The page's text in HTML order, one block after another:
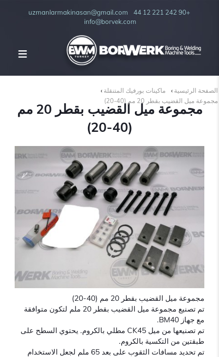
+90 242 221 12 44
uzmanlarmakinasan@gmail.com
info@borvek.com
الصفحة الرئيسية
ماكينات بورفيك المتنقلة
مجموعة ميل القضيب بقطر 20 مم (40-20)
مجموعة ميل القضيب بقطر 20 مم
(40-20)
مجموعة ميل القضيب بقطر 20 مم (40-20)
تم تصنيع مجموعة ميل القضيب بقطر 20 ملم لتكون متوافقة
مع جهاز BM40.
تم تصنيعها من ميل CK45 مطلي بالكروم. يحتوي السطح على
طبقتين من التكسية بالكروم.
تم تحديد مسافات الثقوب على بعد 65 ملم لجعل الاستخدام